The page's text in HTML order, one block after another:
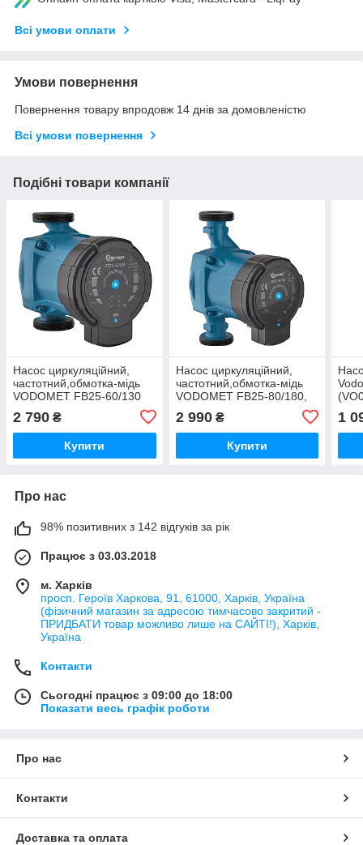
Всі умови оплати
Умови повернення
Повернення товару впродовж 14 днів за домовленістю
Всі умови повернення
Подібні товари компанії
Насос циркуляційний,
частотний,обмотка-мідь
VODOMET FB25-60/130
H=6М, Q=3,6кбМ, P=5-45
Вт (VO4327)
2 790 ₴
Купити
Насос циркуляційний,
частотний,обмотка-мідь
VODOMET FB25-80/180,
H=8М, Q=3,9кбМ, P=5-47
Вт (VO4329)
2 990₴
Купити
1
Про нас
98% позитивних з 142 відгуків за рік
Працює з 03.03.2018
м. Харків
просп. Героїв Харкова, 91, 61000, Харків, Україна
(фізичний магазин за адресою тимчасово закритий -
ПРИДБАТИ товар можливо лише на САЙТІ!), Харків,
Україна
Контакти
Сьогодні працює з 09:00 до 18:00
Показати весь графік роботи
Про нас
Контакти
Доставка та оплата